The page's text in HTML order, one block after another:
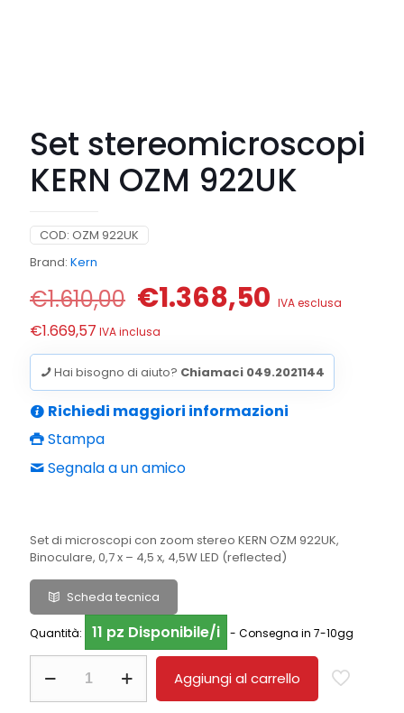
Set stereomicroscopi
KERN OZM 922UK
COD: OZM 922UK
Brand: Kern
€1.610,00 Il
prezzo
originale
era:
€1.610,00.
€1.368,50 Il
attuale
è:
€1.368,50.
IVA esclusa
€1.669,57 IVA inclusa
Hai bisogno di aiuto? Chiamaci 049.2021144
Richiedi maggiori informazioni
Stampa
Segnala a un amico
Set di microscopi con zoom stereo KERN OZM 922UK,
Binoculare, 0,7 x – 4,5 x, 4,5W LED (reflected)
Scheda tecnica
Quantità: 11 pz Disponibile/i - Consegna in 7-10gg
stereomicroscopi
KERN
Aggiungi al carrello